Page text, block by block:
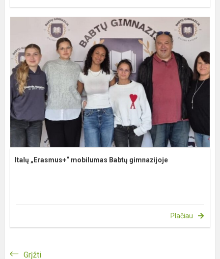
Italų „Erasmus+“ mobilumas Babtų gimnazijoje
Plačiau
Grįžti